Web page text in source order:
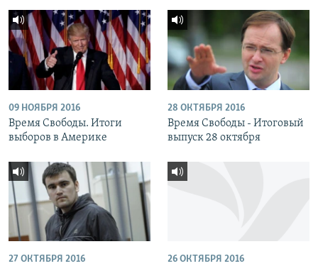
09 НОЯБРЯ 2016
Время Свободы. Итоги
выборов в Америке
28 ОКТЯБРЯ 2016
Время Свободы - Итоговый
выпуск 28 октября
27 ОКТЯБРЯ 2016 26 ОКТЯБРЯ 2016